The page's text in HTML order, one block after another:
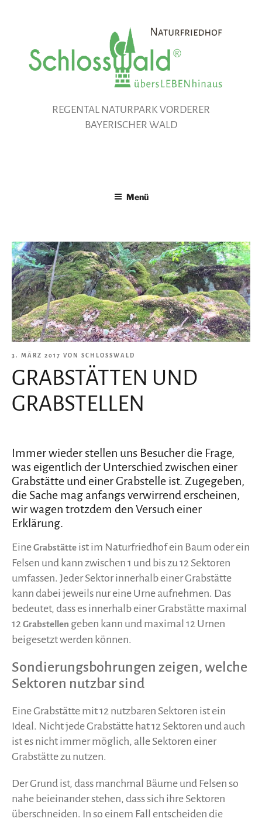
REGENTAL NATURPARK VORDERER
BAYERISCHER WALD
Menü
VERÖFFENTLICHT
AM
3. MÄRZ 2017 VON SCHLOSSWALD
GRABSTÄTTEN UND
GRABSTELLEN
Immer wieder stellen uns Besucher die Frage,
was eigentlich der Unterschied zwischen einer
Grabstätte und einer Grabstelle ist. Zugegeben,
die Sache mag anfangs verwirrend erscheinen,
wir wagen trotzdem den Versuch einer
Erklärung.
EineGrabstätte ist im Naturfriedhof ein Baum oder ein
Felsen und kann zwischen 1 und bis zu 12 Sektoren
umfassen. Jeder Sektor innerhalb einer Grabstätte
kann dabei jeweils nur eine Urne aufnehmen. Das
bedeutet, dass es innerhalb einer Grabstätte maximal
12Grabstellen geben kann und maximal 12 Urnen
beigesetzt werden können.
Sondierungsbohrungen zeigen, welche
Sektoren nutzbar sind
Eine Grabstätte mit 12 nutzbaren Sektoren ist ein
Ideal. Nicht jede Grabstätte hat 12 Sektoren und auch
ist es nicht immer möglich, alle Sektoren einer
Grabstätte zu nutzen.
Der Grund ist, dass manchmal Bäume und Felsen so
nahe beieinander stehen, dass sich ihre Sektoren
überschneiden. In so einem Fall entscheiden die